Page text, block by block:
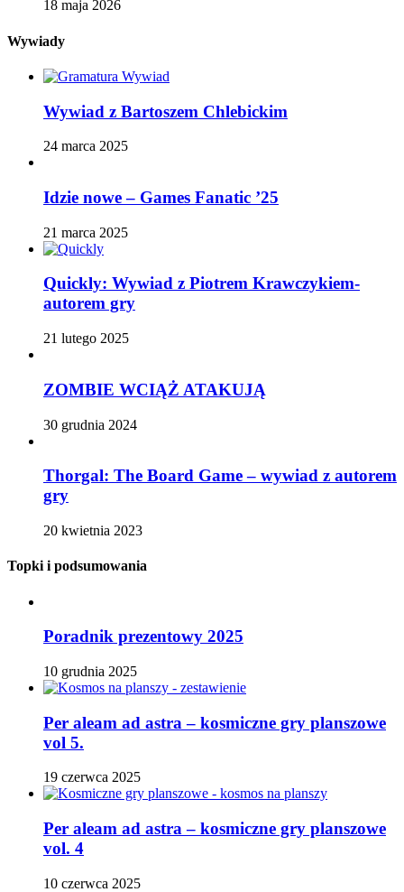
18 maja 2026
Wywiady
Wywiad z Bartoszem Chlebickim
24 marca 2025
Idzie nowe – Games Fanatic ’25
21 marca 2025
Quickly: Wywiad z Piotrem Krawczykiem-
autorem gry
21 lutego 2025
ZOMBIE WCIĄŻ ATAKUJĄ
30 grudnia 2024
Thorgal: The Board Game – wywiad z autorem
gry
20 kwietnia 2023
Topki i podsumowania
Poradnik prezentowy 2025
10 grudnia 2025
Per aleam ad astra – kosmiczne gry planszowe
vol 5.
19 czerwca 2025
Per aleam ad astra – kosmiczne gry planszowe
vol. 4
10 czerwca 2025